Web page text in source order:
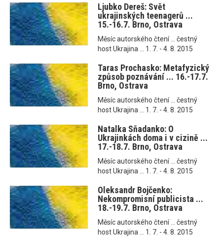
Ljubko Dereš: Svět
ukrajinských teenagerů ...
15.-16.7. Brno, Ostrava
Měsíc autorského čtení ... čestný
host Ukrajina ... 1. 7. - 4. 8. 2015
Taras Prochasko: Metafyzický
způsob poznávání ... 16.-17.7.
Brno, Ostrava
Měsíc autorského čtení ... čestný
host Ukrajina ... 1. 7. - 4. 8. 2015
Natalka Sňadanko: O
Ukrajinkách doma i v cizině ...
17.-18.7. Brno, Ostrava
Měsíc autorského čtení ... čestný
host Ukrajina ... 1. 7. - 4. 8. 2015
Oleksandr Bojčenko:
Nekompromisní publicista ...
18.-19.7. Brno, Ostrava
Měsíc autorského čtení ... čestný
host Ukrajina ... 1. 7. - 4. 8. 2015